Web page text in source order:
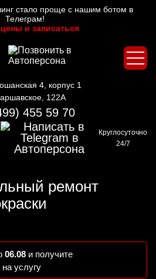
стало проще с нашим ботом в
Телеграм!
и записаться
4, корпус 1
122А
455 59 70
Круглосуточно
24/7
ремонт
06.08 и получите
услугу